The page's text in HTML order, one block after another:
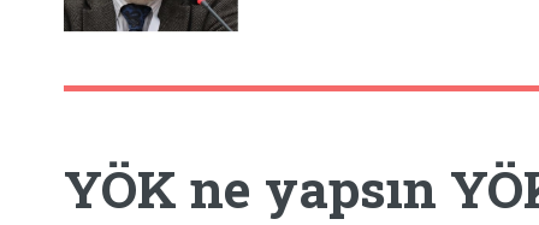
YÖK ne yapsın